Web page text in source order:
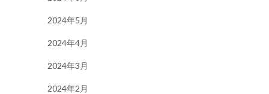
2024年5月
2024年4月
2024年3月
2024年2月